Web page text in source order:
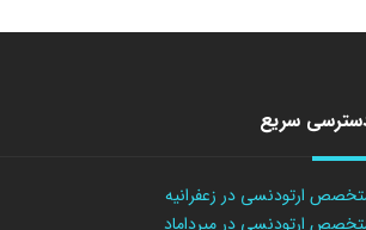
سریع
ارتودنسی در زعفرانیه
ارتودنسی در میرداماد